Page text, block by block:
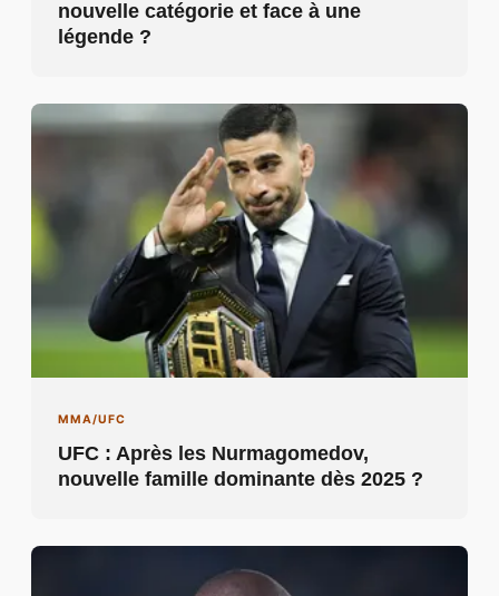
nouvelle catégorie et face à une
légende ?
MMA/UFC
UFC : Après les Nurmagomedov,
nouvelle famille dominante dès 2025 ?